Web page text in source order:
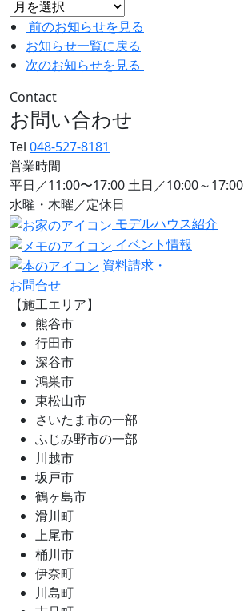
前のお知らせを見る
お知らせ一覧に戻る
次のお知らせを見る
Contact
お問い合わせ
Tel 048-527-8181
営業時間
平日／11:00〜17:00 土日／10:00～17:00
水曜・木曜／定休日
モデルハウス紹介
イベント情報
資料請求・
お問合せ
【施工エリア】
熊谷市
行田市
深谷市
鴻巣市
東松山市
さいたま市の一部
ふじみ野市の一部
川越市
坂戸市
鶴ヶ島市
滑川町
上尾市
桶川市
伊奈町
川島町